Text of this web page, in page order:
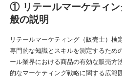
① リテールマーケティ
般の説明
リテールマーケティング（販売士）検
専門的な知識とスキルを測定するため
ール業界における商品の有効な販売方
的なマーケティング戦略に関する広範